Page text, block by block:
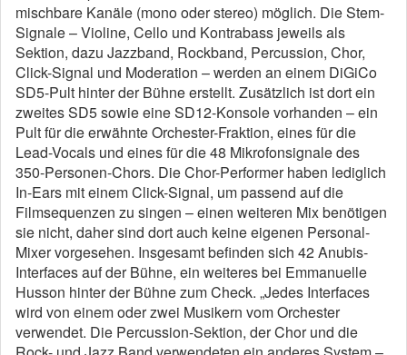
mischbare Kanäle (mono oder stereo) möglich. Die Stem-
Signale – Violine, Cello und Kontrabass jeweils als
Sektion, dazu Jazzband, Rockband, Percussion, Chor,
Click-Signal und Moderation – werden an einem DiGiCo
SD5-Pult hinter der Bühne erstellt. Zusätzlich ist dort ein
zweites SD5 sowie eine SD12-Konsole vorhanden – ein
Pult für die erwähnte Orchester-Fraktion, eines für die
Lead-Vocals und eines für die 48 Mikrofonsignale des
350-Personen-Chors. Die Chor-Performer haben lediglich
In-Ears mit einem Click-Signal, um passend auf die
Filmsequenzen zu singen – einen weiteren Mix benötigen
sie nicht, daher sind dort auch keine eigenen Personal-
Mixer vorgesehen. Insgesamt befinden sich 42 Anubis-
Interfaces auf der Bühne, ein weiteres bei Emmanuelle
Husson hinter der Bühne zum Check. „Jedes Interfaces
wird von einem oder zwei Musikern vom Orchester
verwendet. Die Percussion-Sektion, der Chor und die